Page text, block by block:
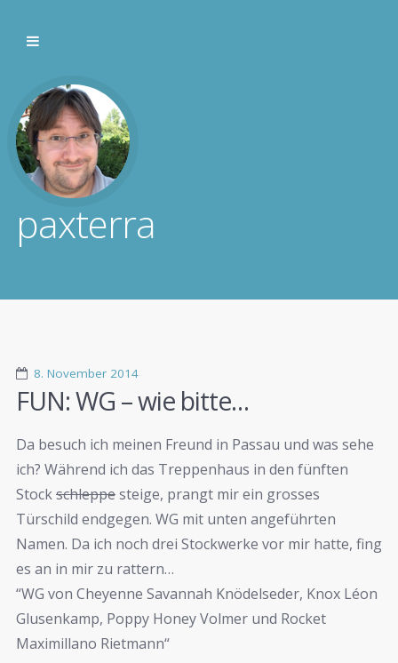
paxterra
8. November 2014
FUN: WG – wie bitte…
Da besuch ich meinen Freund in Passau und was sehe
ich? Während ich das Treppenhaus in den fünften
Stockschleppesteige, prangt mir ein grosses
Türschild endgegen. WG mit unten angeführten
Namen. Da ich noch drei Stockwerke vor mir hatte, fing
es an in mir zu rattern…
“WG von Cheyenne Savannah Knödelseder, Knox Léon
Glusenkamp, Poppy Honey Volmer und Rocket
Maximillano Rietmann“